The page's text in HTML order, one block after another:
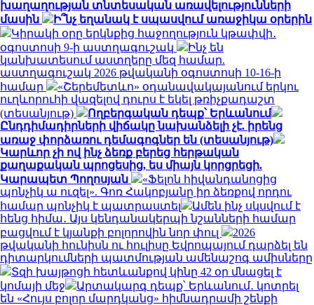
խաղաղության տնտեսական առավելությունների
մասին
Ի՞նչ եղանակ է սպասվում առաջիկա օրերին
Կիրակի օրը երկնքից հաջողություն կթափվի․
օգոստոսի 9-ի աստղագուշակ
Ինչ են
կանխատեսում աստղերը մեզ համար.
աստղագուշակ 2026 թվականի օգոստոսի 10-16-ի
համար
«Շերեմետևո» օդանավակայանում երկու
ուղևորուհի վազելով դուրս է եկել թռիչքադաշտ
(տեսանյութ)
Ողբերգական դեպք՝ Երևանում
Ընդդիմադիրների վիճակը նախանձելի չէ. իրենց
առաջ փորձառու դեմագոգներ են (տեսանյութ)
Կարևոր չի ով ինչ ձեռք բերեց հերթական
քաղաքական պրոցեսից, ես միայն կորցրեցի.
Կարապետ Պողոսյան
«Ֆելոն հիվանդանոցից
պոնչիկ ա ուզել». Գոռ Հակոբյանը իր ձեռքով որդու
համար պոնչիկ է պատրաստել
Ամեն ինչ սկսվում է
հենց հիմա․ Այս կենդանակերպի նշանների համար
բացվում է կյանքի բոլորովին նոր փուլ
2026
թվականի հունիսն ու հուլիսը Եվրոպայում դարձել են
դիտարկումների պատմության ամենաշոգ ամիսները
Տզի խայթոցի հետևանքով կինը 42 օր մնացել է
կոմայի մեջ
Արտակարգ դեպք՝ Երևանում․ կոտրել
են «Հույս բոլոր մարդկանց» հիմնադրամի շենքի